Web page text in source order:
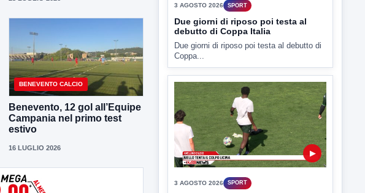
BENEVENTO CALCIO
Benevento, 12 gol all’Equipe
Campania nel primo test
estivo
16 LUGLIO 2026
3 AGOSTO 2026 SPORT
Due giorni di riposo poi testa al
debutto di Coppa Italia
Due giorni di riposo poi testa al debutto di
Coppa...
▶
3 AGOSTO 2026 SPORT